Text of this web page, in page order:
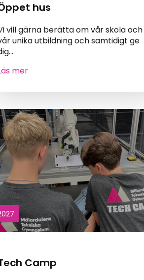
hus
vill gärna berätta om vår skola och
unika utbildning och samtidigt ge
mer
Camp